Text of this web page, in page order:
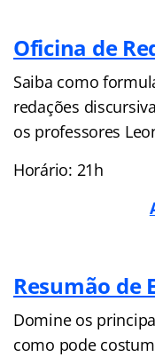
Oficina de
Saiba como
redações
os professores
Horário: 21h
Resumão de
Domine os
como pode